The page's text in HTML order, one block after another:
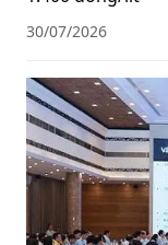
30/07/2026